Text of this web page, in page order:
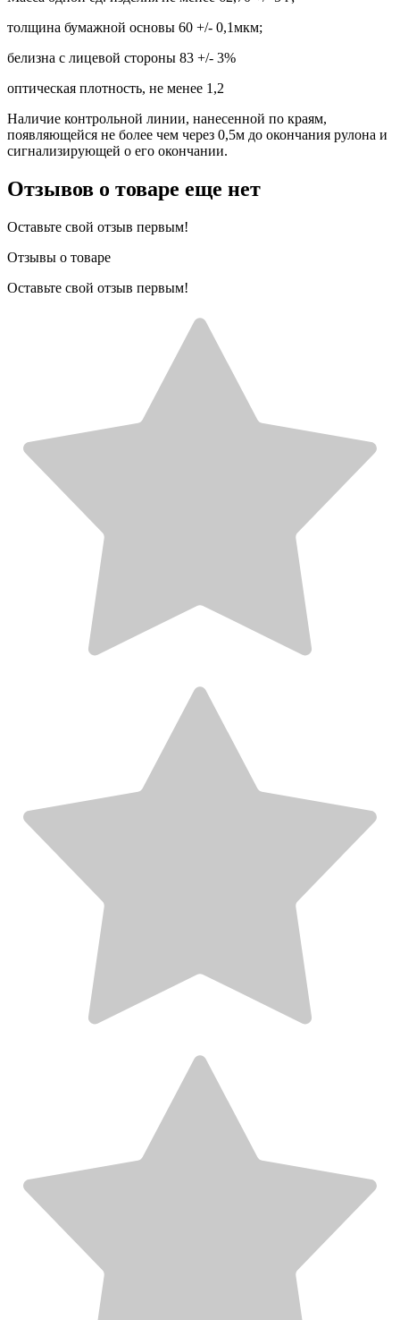
толщина бумажной основы 60 +/- 0,1мкм;
белизна с лицевой стороны 83 +/- 3%
оптическая плотность, не менее 1,2
Наличие контрольной линии, нанесенной по краям,
появляющейся не более чем через 0,5м до окончания рулона и
сигнализирующей о его окончании.
Отзывов о товаре еще нет
Оставьте свой отзыв первым!
Отзывы о товаре
Оставьте свой отзыв первым!